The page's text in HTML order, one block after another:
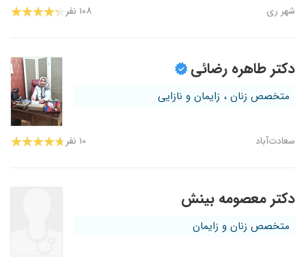
شهر ری ۱۰۸ نفر
دکتر طاهره رضائی
متخصص زنان ، زایمان و نازایی
سعادت‌آباد ۱۰ نفر
دکتر معصومه بینش
متخصص زنان و زایمان